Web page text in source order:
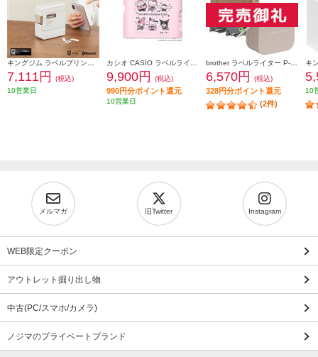
7,111円
(税込)
10営業日
9,900円 (税込)
990円分ポイント還元
10営業日
6,570円 (税込)
328円分ポイント還元
(2件)
10
メルマガ 旧Twitter Instagram
WEB限定クーポン
アウトレット掘り出し物
中古(PC/スマホ/カメラ)
ノジマのプライベートブランド